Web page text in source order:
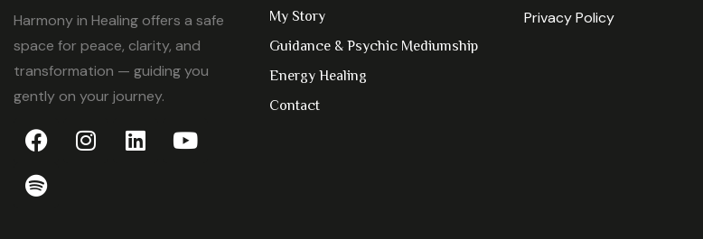
Harmony in Healing offers a safe
space for peace, clarity, and
transformation — guiding you
gently on your journey.
My Story
Guidance & Psychic Mediumship
Energy Healing
Contact
Privacy Policy